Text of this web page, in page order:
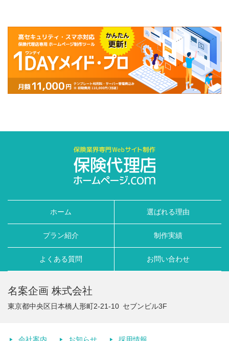
ホーム 選ばれる理由
プラン紹介 制作実績
よくある質問 お問い合わせ
名案企画 株式会社
東京都中央区日本橋人形町2-21-10 セブンビル3F